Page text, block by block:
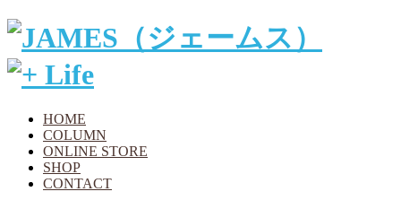
HOME
COLUMN
ONLINE STORE
SHOP
CONTACT